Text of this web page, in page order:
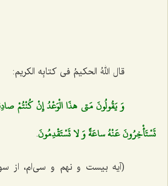
قال اللهُ الحكیمُ فى كتابِه الكریم:
وَ يَقُولُونَ مَتى‌ هذَا الْوَعْدُ إِنْ كُنْتُمْ
تَسْتَأْخِرُونَ عَنْهُ ساعَةً وَ لا تَسْتَقْدِمُونَ.
(آیه بیست و نهم و سى‌ام، از